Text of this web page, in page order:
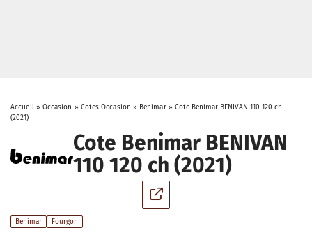
Accueil» Occasion » Cotes Occasion » Benimar» Cote Benimar BENIVAN 110 120 ch
(2021)
Cote Benimar BENIVAN
110 120 ch (2021)
Benimar Fourgon